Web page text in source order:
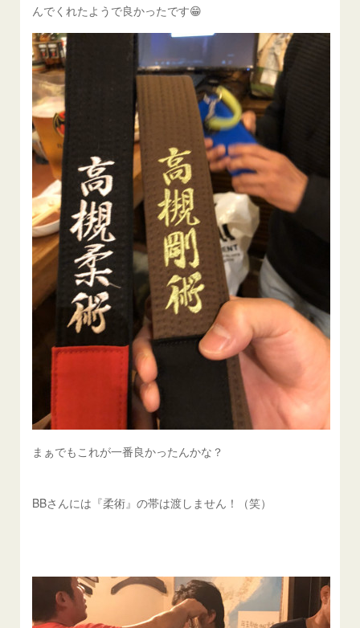
んでくれたようで良かったです😁
まぁでもこれが一番良かったんかな？
BBさんには『柔術』の帯は渡しません！（笑）